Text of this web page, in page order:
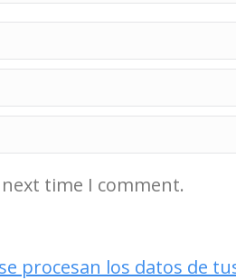
time I comment.
procesan los datos de